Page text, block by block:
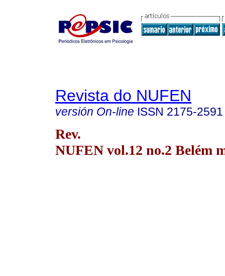
Revista do NUFEN
versión On-line ISSN 2175-2591
Rev.
NUFEN vol.12 no.2 Belém